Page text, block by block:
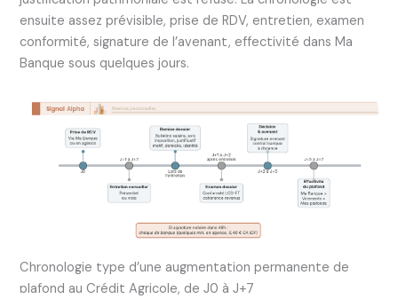
ensuite assez prévisible, prise de RDV, entretien, examen
conformité, signature de l’avenant, effectivité dans Ma
Banque sous quelques jours.
Chronologie type d’une augmentation permanente de
plafond au Crédit Agricole, de J0 à J+7